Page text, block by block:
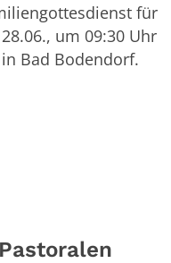
für
um 09:30 Uhr
Bad Bodendorf.